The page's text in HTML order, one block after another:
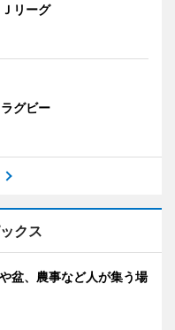
リーグ
グビー
クス
盆、農事など人が集う場